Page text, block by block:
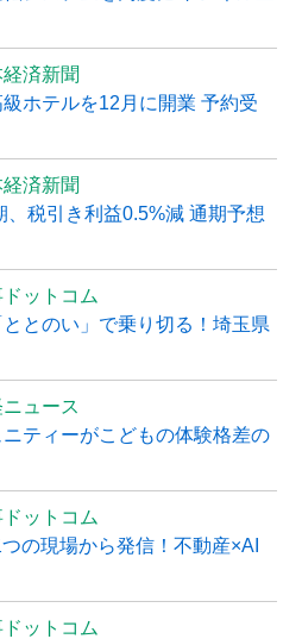
経済新聞
ホテルを12月に開業 予約受
経済新聞
税引き利益0.5%減 通期予想
ットコム
とのい」で乗り切る！埼玉県
ュース
ティーがこどもの体験格差の
ットコム
の現場から発信！不動産×AI
ットコム